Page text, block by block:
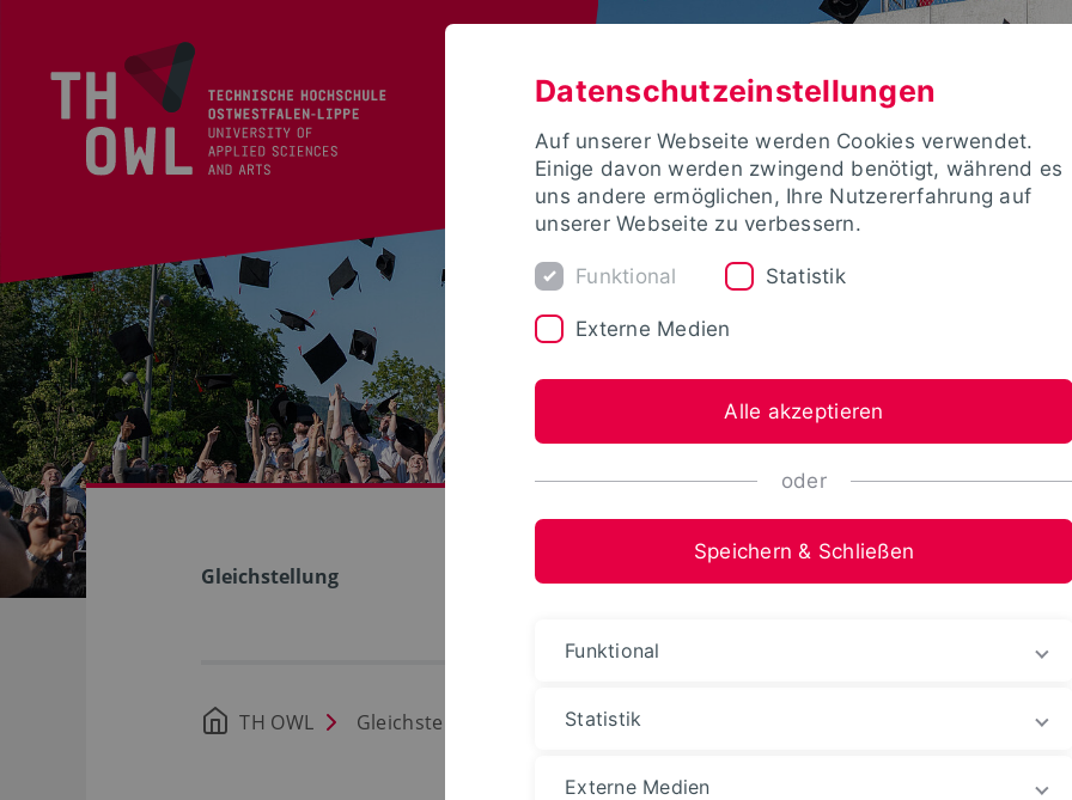
Gleichstellung
TH OWL Gleichstellung Aktuelles
Datenschutzeinstellungen
Auf unserer Webseite werden Cookies verwendet.
Einige davon werden zwingend benötigt, während es
uns andere ermöglichen, Ihre Nutzererfahrung auf
unserer Webseite zu verbessern.
Funktional Statistik
Externe Medien
Alle akzeptieren
oder
Speichern & Schließen
Funktional
Statistik
Externe Medien